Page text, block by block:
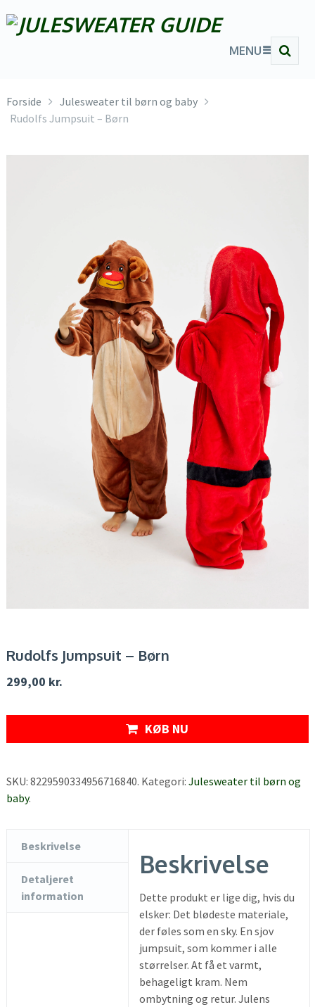
MENU
Forside
Julesweater til børn og baby
Rudolfs Jumpsuit – Børn
Rudolfs Jumpsuit – Børn
299,00 kr.
KØB NU
SKU: 8229590334956716840. Kategori: Julesweater til børn og
baby.
Beskrivelse
Detaljeret
information
Beskrivelse
Dette produkt er lige dig, hvis du
elsker: Det blødeste materiale,
der føles som en sky. En sjov
jumpsuit, som kommer i alle
størrelser. At få et varmt,
behageligt kram. Nem
ombytning og retur. Julens